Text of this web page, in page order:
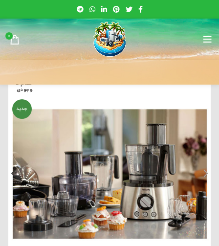
0
اتمام م
وجودی
جدید